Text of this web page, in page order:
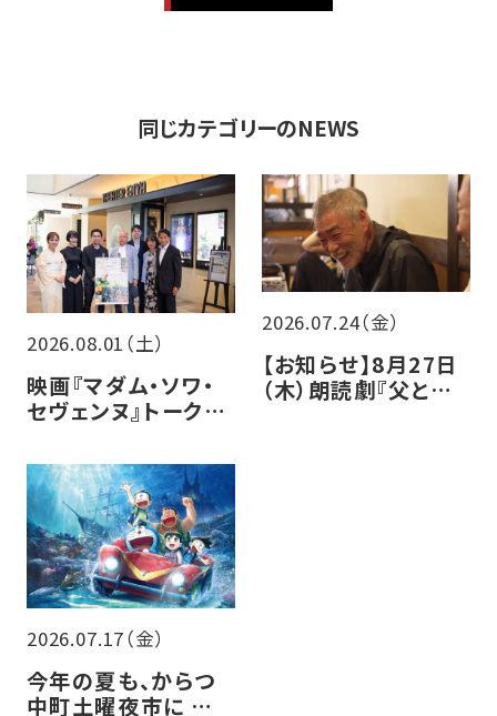
同じカテゴリーのNEWS
2026.08.01（土）
映画『マダム・ソワ・
セヴェンヌ』トークイ
2026.07.24（金）
【お知らせ】8月27日
（木）朗読劇『父と暮
2026.07.17（金）
今年の夏も、からつ
中町土曜夜市に シア